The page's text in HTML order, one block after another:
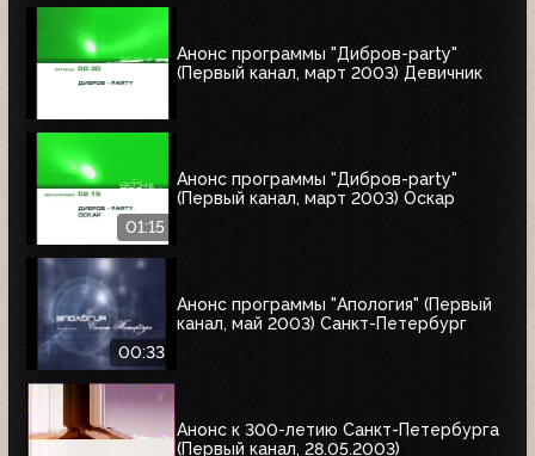
Анонс программы "Дибров-party"
(Первый канал, март 2003) Девичник
01:15
Анонс программы "Дибров-party"
(Первый канал, март 2003) Оскар
00:33
Анонс программы "Апология" (Первый
канал, май 2003) Cанкт-Петербург
Анонс к 300-летию Санкт-Петербурга
(Первый канал, 28.05.2003)